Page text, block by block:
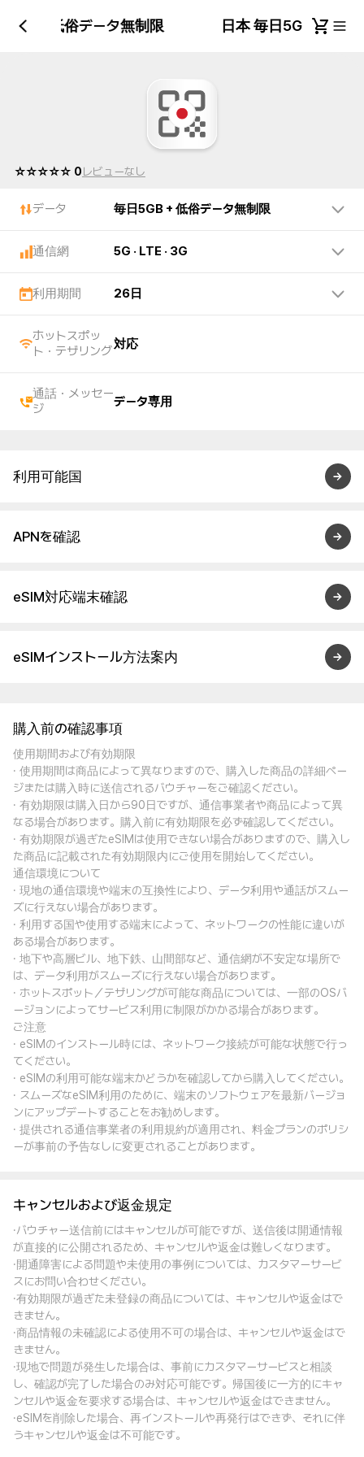
+ 低俗データ無制限 日本 毎日5GB + 低
☆☆☆☆☆ 0レビューなし
データ 毎日5GB + 低俗データ無制限
通信網 5G · LTE · 3G
利用期間 26日
ホットスポッ
ト・テザリング
対応
通話・メッセー
ジ
データ専用
利用可能国
APNを確認
eSIM対応端末確認
eSIMインストール方法案内
購入前の確認事項
使用期間および有効期限
· 使用期間は商品によって異なりますので、購入した商品の詳細ペー
ジまたは購入時に送信されるバウチャーをご確認ください。
· 有効期限は購入日から90日ですが、通信事業者や商品によって異
なる場合があります。購入前に有効期限を必ず確認してください。
· 有効期限が過ぎたeSIMは使用できない場合がありますので、購入し
た商品に記載された有効期限内にご使用を開始してください。
通信環境について
· 現地の通信環境や端末の互換性により、データ利用や通話がスムー
ズに行えない場合があります。
· 利用する国や使用する端末によって、ネットワークの性能に違いが
ある場合があります。
· 地下や高層ビル、地下鉄、山間部など、通信網が不安定な場所で
は、データ利用がスムーズに行えない場合があります。
· ホットスポット／テザリングが可能な商品については、一部のOSバ
ージョンによってサービス利用に制限がかかる場合があります。
ご注意
· eSIMのインストール時には、ネットワーク接続が可能な状態で行っ
てください。
· eSIMの利用可能な端末かどうかを確認してから購入してください。
· スムーズなeSIM利用のために、端末のソフトウェアを最新バージョ
ンにアップデートすることをお勧めします。
· 提供される通信事業者の利用規約が適用され、料金プランのポリシ
ーが事前の予告なしに変更されることがあります。
キャンセルおよび返金規定
·バウチャー送信前にはキャンセルが可能ですが、送信後は開通情報
が直接的に公開されるため、キャンセルや返金は難しくなります。
·開通障害による問題や未使用の事例については、カスタマーサービ
スにお問い合わせください。
·有効期限が過ぎた未登録の商品については、キャンセルや返金はで
きません。
·商品情報の未確認による使用不可の場合は、キャンセルや返金はで
きません。
·現地で問題が発生した場合は、事前にカスタマーサービスと相談
し、確認が完了した場合のみ対応可能です。帰国後に一方的にキャ
ンセルや返金を要求する場合は、キャンセルや返金はできません。
·eSIMを削除した場合、再インストールや再発行はできず、それに伴
うキャンセルや返金は不可能です。